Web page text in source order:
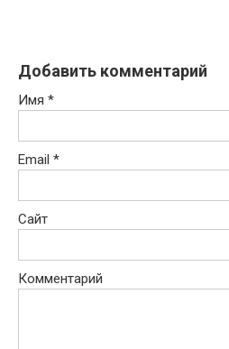
Добавить комментарий
Имя *
Email *
Сайт
Комментарий